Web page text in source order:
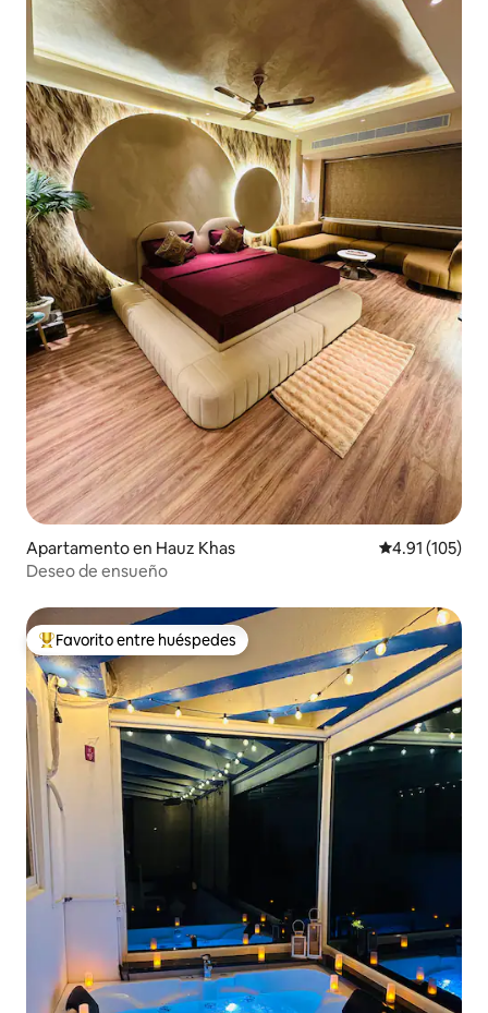
Apartamento en Hauz Khas Calificación
4.91 (105)
Deseo de ensueño
Favorito entre huéspedes preferido
Favorito entre huéspedes